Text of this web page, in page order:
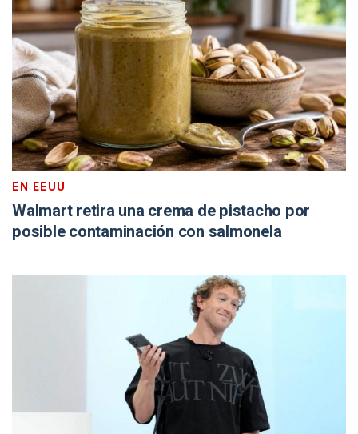
EN EEUU
Walmart retira una crema de pistacho por
posible contaminación con salmonela